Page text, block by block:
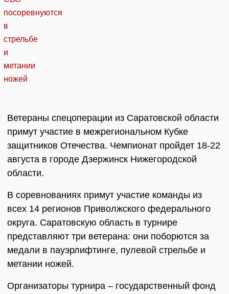
Ветераны спецоперации из Саратовской области
примут участие в межрегиональном Кубке
защитников Отечества. Чемпионат пройдет 18-22
августа в городе Дзержинск Нижегородской
области.
В соревнованиях примут участие команды из
всех 14 регионов Приволжского федерального
округа. Саратовскую область в турнире
представляют три ветерана: они поборются за
медали в пауэрлифтинге, пулевой стрельбе и
метании ножей.
Организаторы турнира – государственный фонд